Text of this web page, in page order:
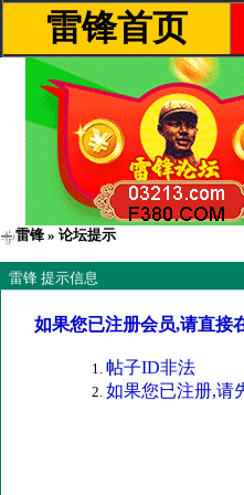
雷锋首页
雷锋 » 论坛提示
雷锋 提示信息
如果您已注册会员,请直接
帖子ID非法
如果您已注册,请